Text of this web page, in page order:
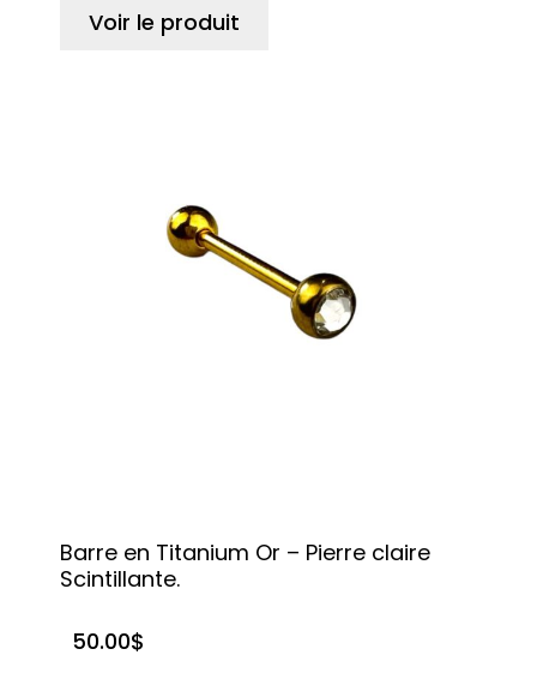
Voir le produit
Barre en Titanium Or – Pierre claire
Scintillante.
50.00$